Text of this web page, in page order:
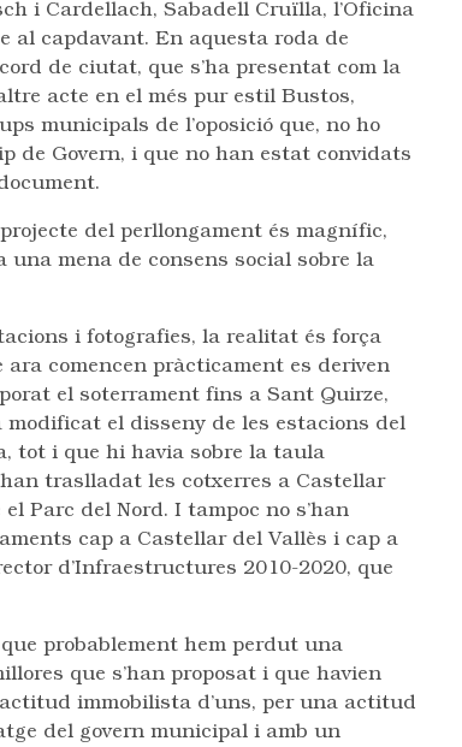
i Cardellach, Sabadell Cruïlla, l’Oficina
al capdavant. En aquesta roda de
de ciutat, que s’ha presentat com la
acte en el més pur estil Bustos,
municipals de l’oposició que, no ho
de Govern, i que no han estat convidats
del perllongament és magnífic,
una mena de consens social sobre la
i fotografies, la realitat és força
comencen pràcticament es deriven
el soterrament fins a Sant Quirze,
el disseny de les estacions del
tot i que hi havia sobre la taula
traslladat les cotxerres a Castellar
Parc del Nord. I tampoc no s’han
cap a Castellar del Vallès i cap a
d’Infraestructures 2010-2020, que
probablement hem perdut una
que s’han proposat i que havien
immobilista d’uns, per una actitud
del govern municipal i amb un